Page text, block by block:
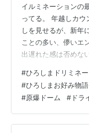
イルミネーションの
ってる。 年越しカ
しを見せるが、新年
ことの多い、儚いエ
出遅れた感は否めな
まだ夢は終わらない
地をド派手に彩る「
回行ったぞ！どちら
国に迷い込む 本章
昌のお好み焼き 本
#ひろしまドリミネ
#ひろしまお好み物
#原爆ドーム # ドラ